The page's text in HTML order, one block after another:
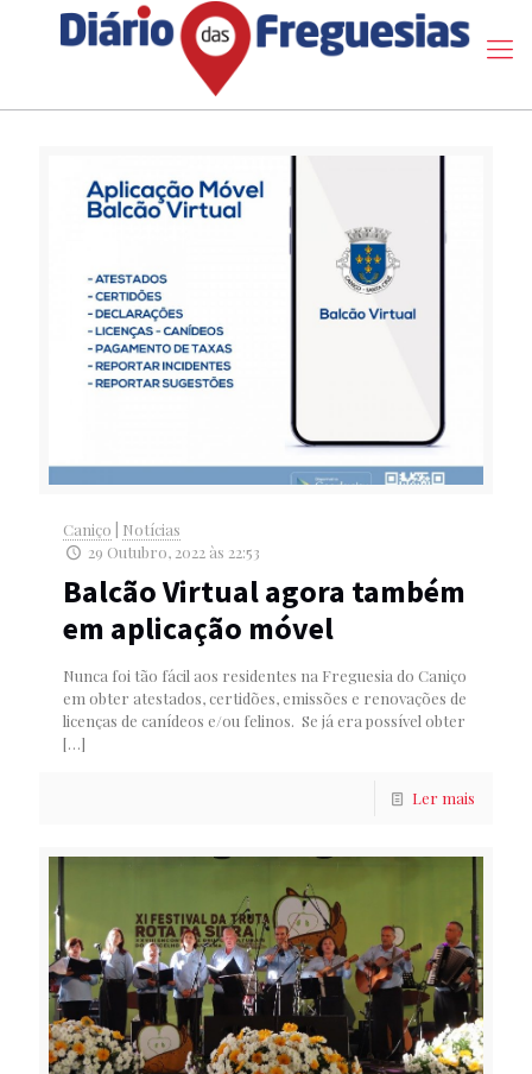
Caniço
Notícias
29 Outubro, 2022 às 22:53
Balcão Virtual agora também
em aplicação móvel
Nunca foi tão fácil aos residentes na Freguesia do Caniço
em obter atestados, certidões, emissões e renovações de
licenças de canídeos e/ou felinos. Se já era possível obter
[…]
Ler mais